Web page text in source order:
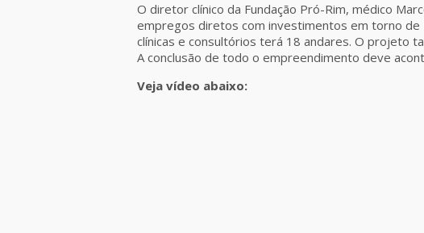
O diretor clínico da Fundação Pró-Rim, médico
empregos diretos com investimentos em torno de
clínicas e consultórios terá 18 andares. O projeto
A conclusão de todo o empreendimento deve
Veja vídeo abaixo: